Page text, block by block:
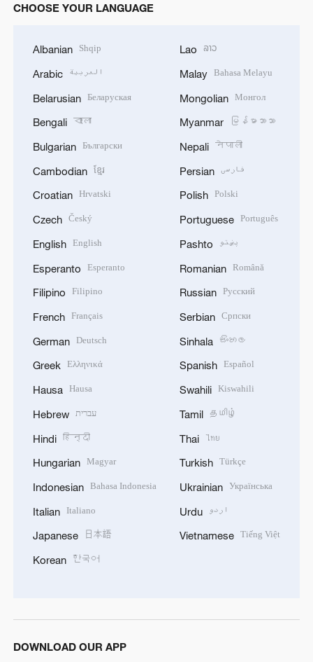
CHOOSE YOUR LANGUAGE
Albanian Shqip
Arabic العربية
Belarusian Беларуская
Bengali বাংলা
Bulgarian Български
Cambodian ខ្មែរ
Croatian Hrvatski
Czech Český
English English
Esperanto Esperanto
Filipino Filipino
French Français
German Deutsch
Greek Ελληνικά
Hausa Hausa
Hebrew עברית
Hindi हिन्दी
Hungarian Magyar
Indonesian Bahasa Indonesia
Italian Italiano
Japanese 日本語
Korean 한국어
Lao ລາວ
Malay Bahasa Melayu
Mongolian Монгол
Myanmar မြန်မာဘာသာ
Nepali नेपाली
Persian فارسی
Polish Polski
Portuguese Português
Pashto پښتو
Romanian Română
Russian Русский
Serbian Српски
Sinhala සිංහල
Spanish Español
Swahili Kiswahili
Tamil தமிழ்
Thai ไทย
Turkish Türkçe
Ukrainian Українська
Urdu اردو
Vietnamese Tiếng Việt
DOWNLOAD OUR APP